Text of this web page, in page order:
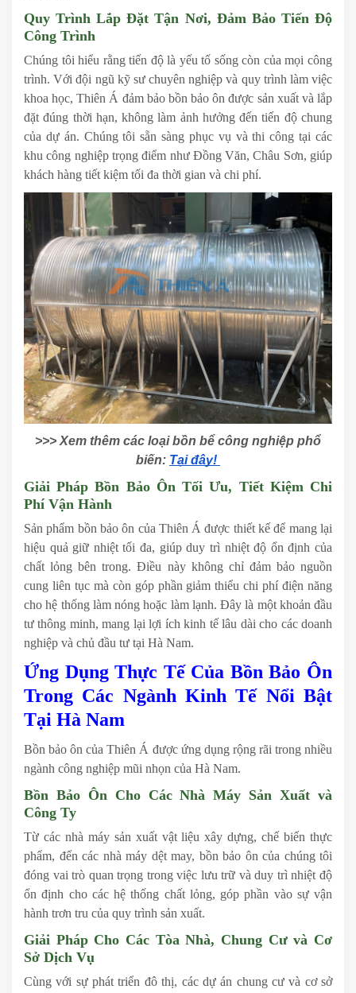
Quy Trình Lắp Đặt Tận Nơi, Đảm Bảo Tiến Độ
Công Trình
Chúng tôi hiểu rằng tiến độ là yếu tố sống còn của mọi công
trình. Với đội ngũ kỹ sư chuyên nghiệp và quy trình làm việc
khoa học, Thiên Á đảm bảo bồn bảo ôn được sản xuất và lắp
đặt đúng thời hạn, không làm ảnh hưởng đến tiến độ chung
của dự án. Chúng tôi sẵn sàng phục vụ và thi công tại các
khu công nghiệp trọng điểm như Đồng Văn, Châu Sơn, giúp
khách hàng tiết kiệm tối đa thời gian và chi phí.
>>> Xem thêm các loại bồn bể công nghiệp phổ
biến: Tại đây!
Giải Pháp Bồn Bảo Ôn Tối Ưu, Tiết Kiệm Chi
Phí Vận Hành
Sản phẩm bồn bảo ôn của Thiên Á được thiết kế để mang lại
hiệu quả giữ nhiệt tối đa, giúp duy trì nhiệt độ ổn định của
chất lỏng bên trong. Điều này không chỉ đảm bảo nguồn
cung liên tục mà còn góp phần giảm thiểu chi phí điện năng
cho hệ thống làm nóng hoặc làm lạnh. Đây là một khoản đầu
tư thông minh, mang lại lợi ích kinh tế lâu dài cho các doanh
nghiệp và chủ đầu tư tại Hà Nam.
Ứng Dụng Thực Tế Của Bồn Bảo Ôn
Trong Các Ngành Kinh Tế Nổi Bật
Tại Hà Nam
Bồn bảo ôn của Thiên Á được ứng dụng rộng rãi trong nhiều
ngành công nghiệp mũi nhọn của Hà Nam.
Bồn Bảo Ôn Cho Các Nhà Máy Sản Xuất và
Công Ty
Từ các nhà máy sản xuất vật liệu xây dựng, chế biến thực
phẩm, đến các nhà máy dệt may, bồn bảo ôn của chúng tôi
đóng vai trò quan trọng trong việc lưu trữ và duy trì nhiệt độ
ổn định cho các hệ thống chất lỏng, góp phần vào sự vận
hành trơn tru của quy trình sản xuất.
Giải Pháp Cho Các Tòa Nhà, Chung Cư và Cơ
Sở Dịch Vụ
Cùng với sự phát triển đô thị, các dự án chung cư và cơ sở